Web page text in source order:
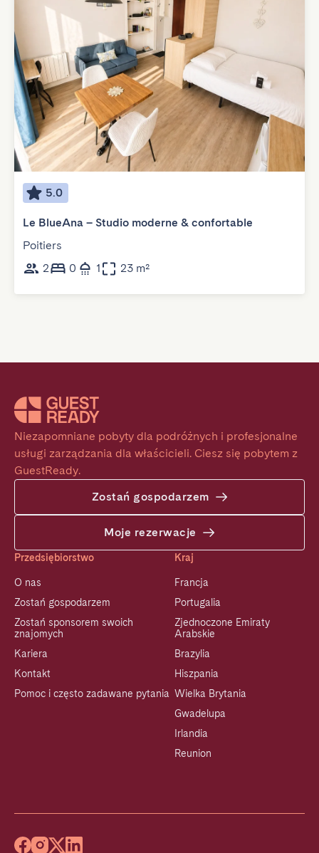
5.0
Le BlueAna – Studio moderne & confortable
Poitiers
2
0 1 23 m²
Niezapomniane pobyty dla podróżnych i profesjonalne
usługi zarządzania dla właścicieli. Ciesz się pobytem z
GuestReady.
Zostań gospodarzem
Moje rezerwacje
Przedsiębiorstwo
O nas
Zostań gospodarzem
Zostań sponsorem swoich
znajomych
Kariera
Kontakt
Pomoc i często zadawane pytania
Kraj
Francja
Portugalia
Zjednoczone Emiraty
Arabskie
Brazylia
Hiszpania
Wielka Brytania
Gwadelupa
Irlandia
Reunion